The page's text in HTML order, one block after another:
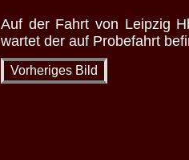
Auf der Fahrt von Leipzig
wartet der auf Probefahrt
Vorheriges Bild